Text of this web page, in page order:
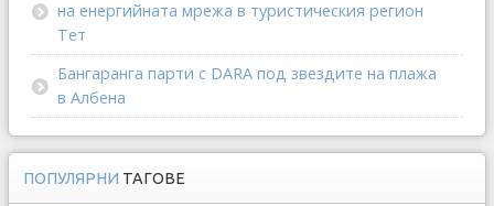
на енергийната мрежа в туристическия регион
Тет
Бангаранга парти с DARA под звездите на плажа
в Албена
ПОПУЛЯРНИ ТАГОВЕ